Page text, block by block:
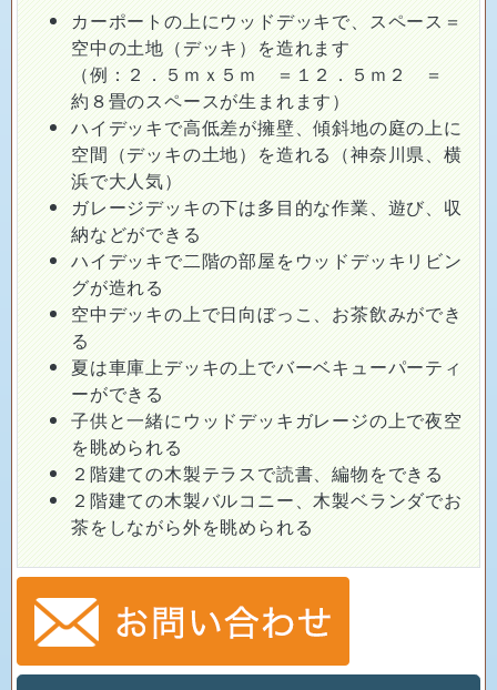
カーポートの上にウッドデッキで、スペース＝
空中の土地（デッキ）を造れます
（例：２．５ｍｘ５ｍ ＝１２．５ｍ２ ＝
約８畳のスペースが生まれます）
ハイデッキで高低差が擁壁、傾斜地の庭の上に
空間（デッキの土地）を造れる（神奈川県、横
浜で大人気）
ガレージデッキの下は多目的な作業、遊び、収
納などができる
ハイデッキで二階の部屋をウッドデッキリビン
グが造れる
空中デッキの上で日向ぼっこ、お茶飲みができ
る
夏は車庫上デッキの上でバーベキューパーティ
ーができる
子供と一緒にウッドデッキガレージの上で夜空
を眺められる
２階建ての木製テラスで読書、編物をできる
２階建ての木製バルコニー、木製ベランダでお
茶をしながら外を眺められる